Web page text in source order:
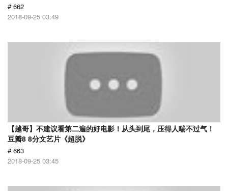
# 662
2018-09-25 03:49
【越哥】不建议看第二遍的好电影！从头到尾，压得人喘不过气！
豆瓣8 8分文艺片《超脱》
# 663
2018-09-25 03:45